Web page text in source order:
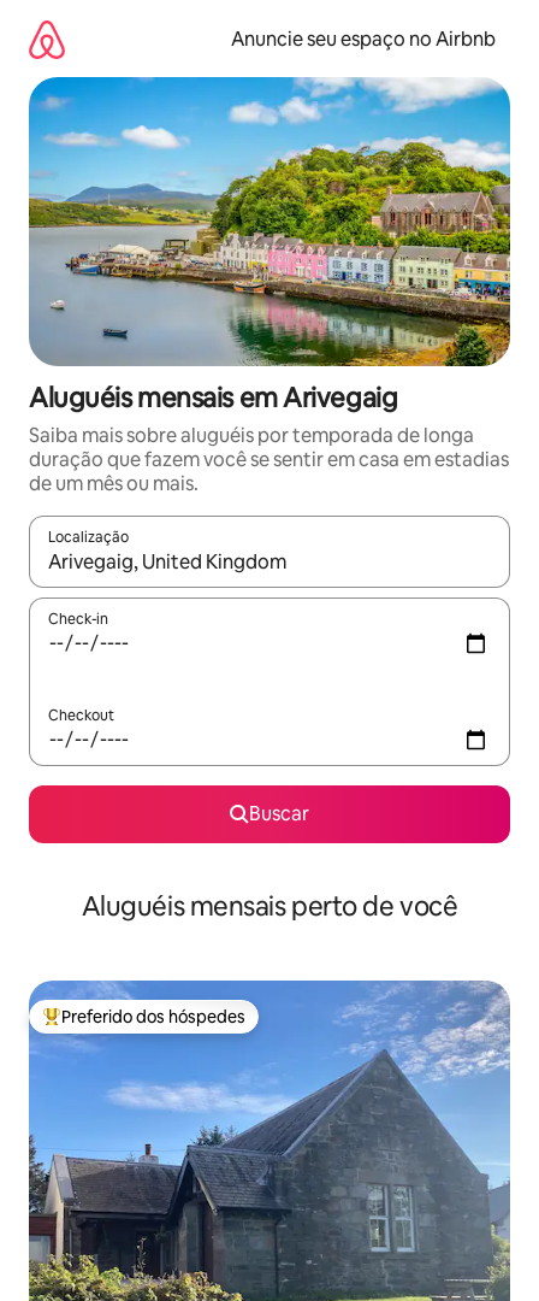
para
conteúdo
Anuncie seu espaço no Airbnb
Aluguéis mensais em Arivegaig
Saiba mais sobre aluguéis por temporada de longa
duração que fazem você se sentir em casa em estadias
de um mês ou mais.
Localização
Quando os resultados estiverem disponíveis, explore-os
Check-in
Checkout
Buscar
Aluguéis mensais perto de você
Entre os melhores preferidos dos hóspedes
Preferido dos hóspedes